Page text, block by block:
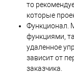
то
которые
Функционал.
функциями,
удаленное
зависит от
заказчика.